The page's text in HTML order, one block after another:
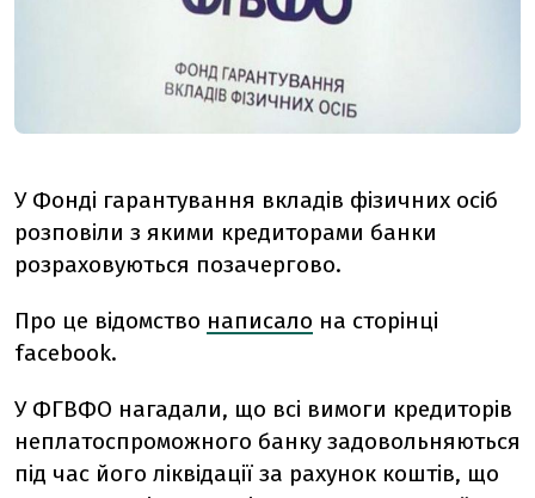
У Фонді гарантування вкладів фізичних осіб
розповіли з якими кредиторами банки
розраховуються позачергово.
Про це відомство написало на сторінці
facebook.
У ФГВФО нагадали, що всі вимоги кредиторів
неплатоспроможного банку задовольняються
під час його ліквідації за рахунок коштів, що